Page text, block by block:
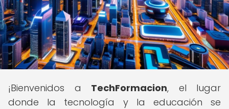
¡Bienvenidos a TechFormacion, el lugar
donde la tecnología y la educación se